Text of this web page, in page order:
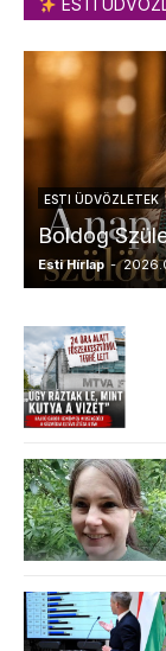
ESTI
ESTI ÜDVÖZLETEK
Boldog
Esti Hírlap -